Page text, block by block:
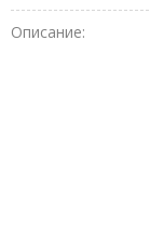
Описание: